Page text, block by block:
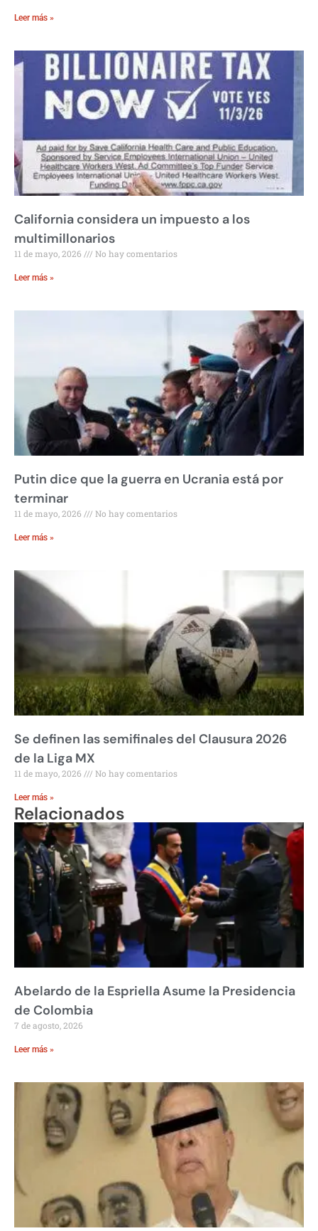
Leer más »
California considera un impuesto a los
multimillonarios
11 de mayo, 2026 No hay comentarios
Leer más »
Putin dice que la guerra en Ucrania está por
terminar
11 de mayo, 2026 No hay comentarios
Leer más »
Se definen las semifinales del Clausura 2026
de la Liga MX
11 de mayo, 2026 No hay comentarios
Leer más »
Relacionados
Abelardo de la Espriella Asume la Presidencia
de Colombia
7 de agosto, 2026
Leer más »